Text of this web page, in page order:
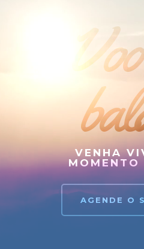
VENHA
MOMENTO
AGENDE O